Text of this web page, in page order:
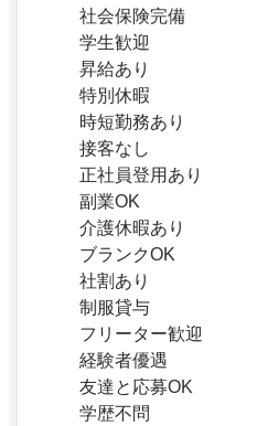
社会保険完備
学生歓迎
昇給あり
特別休暇
時短勤務あり
接客なし
正社員登用あり
副業OK
介護休暇あり
ブランクOK
社割あり
制服貸与
フリーター歓迎
経験者優遇
友達と応募OK
学歴不問